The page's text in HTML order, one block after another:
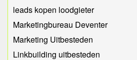
leads kopen loodgieter
Marketingbureau Deventer
Marketing Uitbesteden
Linkbuilding uitbesteden